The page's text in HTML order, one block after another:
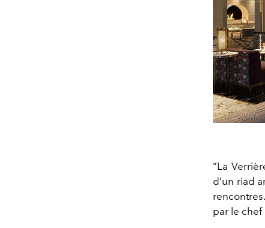
“La
d’un riad
par le chef